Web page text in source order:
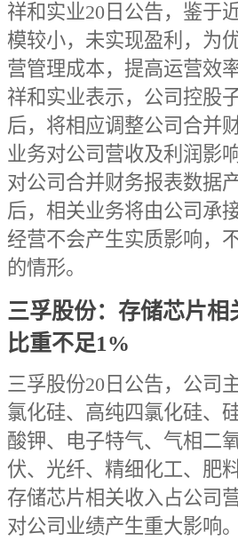
祥和实业20日公告，鉴于
模较小，未实现盈利，为
营管理成本，提高运营效
祥和实业表示，公司控股
后，将相应调整公司合并
业务对公司营收及利润影
对公司合并财务报表数据
后，相关业务将由公司承
经营不会产生实质影响，
的情形。
三孚股份：存储芯片
比重不足1%
三孚股份20日公告，公司
氯化硅、高纯四氯化硅、
酸钾、电子特气、气相二
伏、光纤、精细化工、肥
存储芯片相关收入占公司
对公司业绩产生重大影响